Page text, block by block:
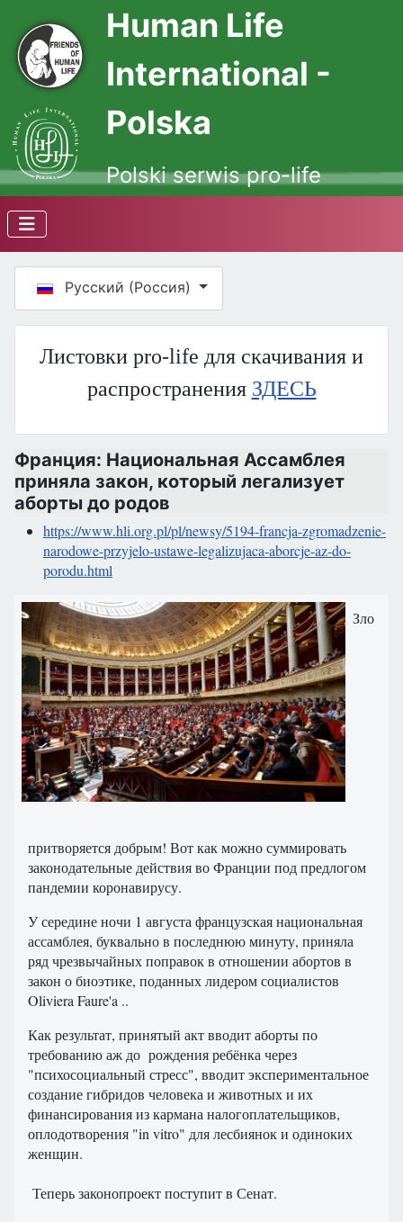
Human Life
International -
Polska
Polski serwis pro-life
Русский (Россия)
Листовки pro-life для скачивания и
распространения ЗДЕСЬ
Франция: Национальная Ассамблея
приняла закон, который легализует
аборты до родов
https://www.hli.org.pl/pl/newsy/5194-francja-zgromadzenie-
narodowe-przyjelo-ustawe-legalizujaca-aborcje-az-do-
porodu.html
Зло
притворяется добрым! Вот как можно суммировать
законодательные действия во Франции под предлогом
пандемии коронавирусу.
У середине ночи 1 августа французская национальная
ассамблея, буквально в последнюю минуту, приняла
ряд чрезвычайных поправок в отношении абортов в
закон о биоэтике, поданных лидером социалистов
Oliviera Faure'a ..
Как результат, принятый акт вводит аборты по
требованию аж до рождения ребёнка через
"психосоциальный стресс", вводит экспериментальное
создание гибридов человека и животных и их
финансирования из кармана налогоплательщиков,
оплодотворения "in vitro" для лесбиянок и одиноких
женщин.
Теперь законопроект поступит в Сенат.